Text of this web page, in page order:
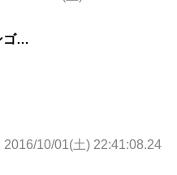
ゴ…
2016/10/01(土) 22:41:08.24